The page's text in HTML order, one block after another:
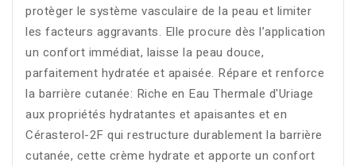
protèger le système vasculaire de la peau et limiter
les facteurs aggravants. Elle procure dès l’application
un confort immédiat, laisse la peau douce,
parfaitement hydratée et apaisée. Répare et renforce
la barrière cutanée: Riche en Eau Thermale d'Uriage
aux propriétés hydratantes et apaisantes et en
Cérasterol-2F qui restructure durablement la barrière
cutanée, cette crème hydrate et apporte un confort